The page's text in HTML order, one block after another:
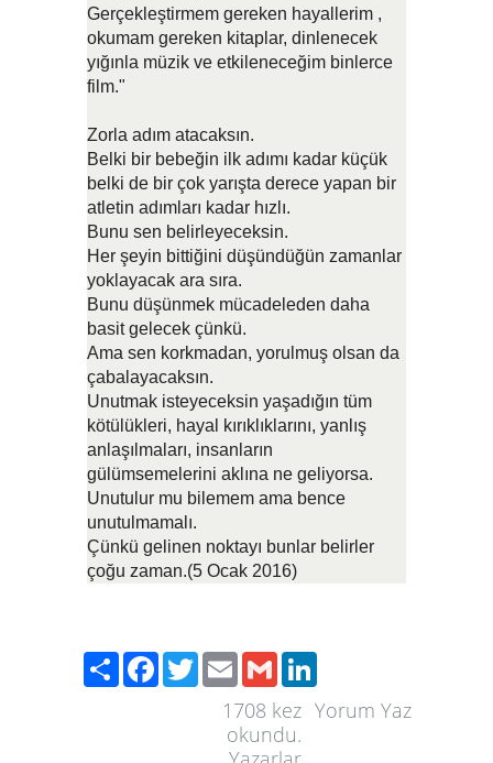
Gerçekleştirmem gereken hayallerim ,
okumam gereken kitaplar, dinlenecek
yığınla müzik ve etkileneceğim binlerce
film."
Zorla adım atacaksın.
Belki bir bebeğin ilk adımı kadar küçük
belki de bir çok yarışta derece yapan bir
atletin adımları kadar hızlı.
Bunu sen belirleyeceksin.
Her şeyin bittiğini düşündüğün zamanlar
yoklayacak ara sıra.
Bunu düşünmek mücadeleden daha
basit gelecek çünkü.
Ama sen korkmadan, yorulmuş olsan da
çabalayacaksın.
Unutmak isteyeceksin yaşadığın tüm
kötülükleri, hayal kırıklıklarını, yanlış
anlaşılmaları, insanların
gülümsemelerini aklına ne geliyorsa.
Unutulur mu bilemem ama bence
unutulmamalı.
Çünkü gelinen noktayı bunlar belirler
çoğu zaman.(5 Ocak 2016)
PaylaşFacebook
TwitterEmailGmail
Yorum Yaz
1708 kez
okundu.